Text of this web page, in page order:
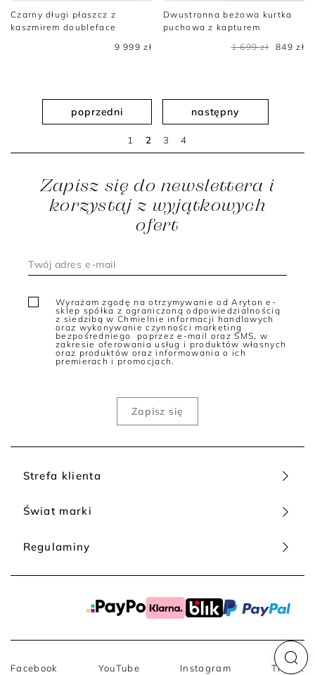
Czarny długi płaszcz z
kaszmirem doubleface
9 999 zł
Dwustronna beżowa kurtka
puchowa z kapturem
1 699 zł
849 zł
poprzedni
1 2 3 4
następny
Strefa klienta
Świat marki
Regulaminy
Zapisz się do newslettera i
korzystaj z wyjątkowych
ofert
Wyrażam zgodę na otrzymywanie od Aryton e-
sklep spółka z ograniczoną odpowiedzialnością
z siedzibą w Chmielnie informacji handlowych
oraz wykonywanie czynności marketing
bezpośredniego poprzez e-mail oraz SMS, w
zakresie oferowania usług i produktów własnych
oraz produktów oraz informowania o ich
premierach i promocjach.
Facebook YouTube Instagram TikTok